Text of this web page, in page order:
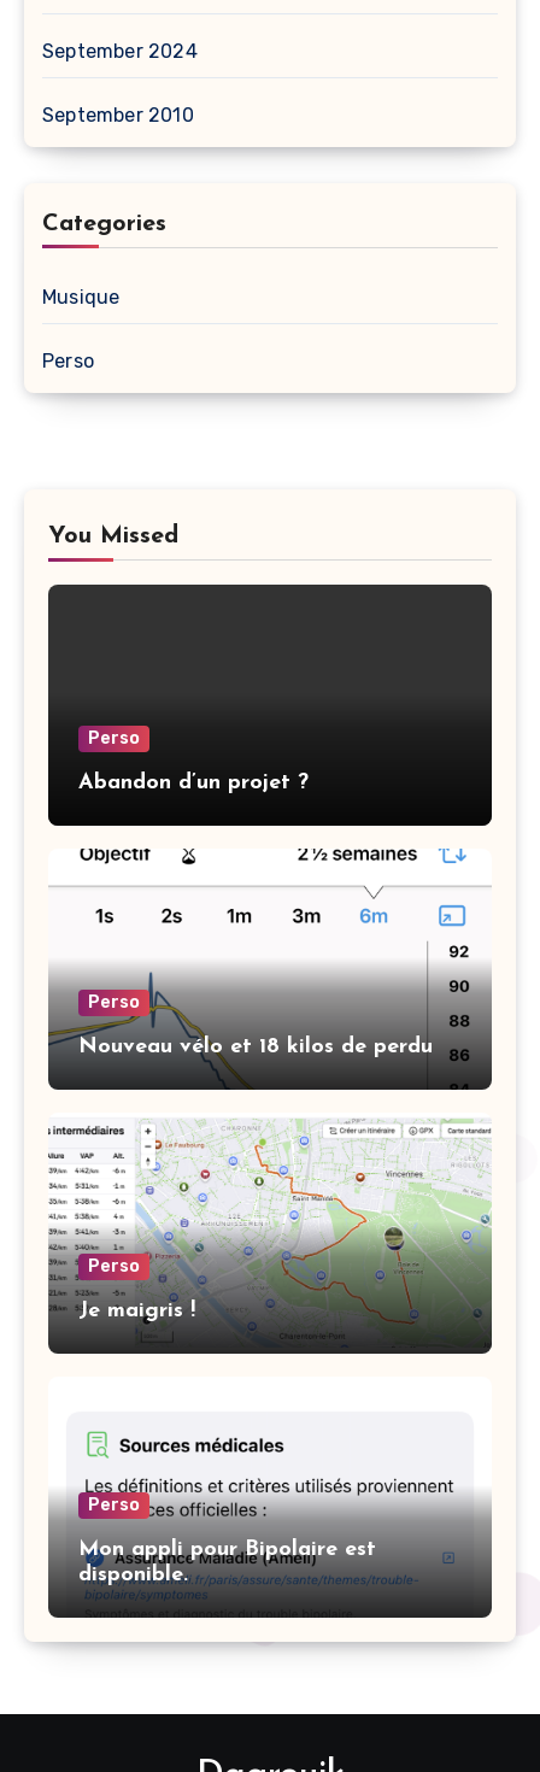
September 2024
September 2010
Categories
Musique
Perso
You Missed
Perso
Abandon d’un projet ?
Perso
Nouveau vélo et 18 kilos de perdu
Perso
Je maigris !
Perso
Mon appli pour Bipolaire est
disponible.